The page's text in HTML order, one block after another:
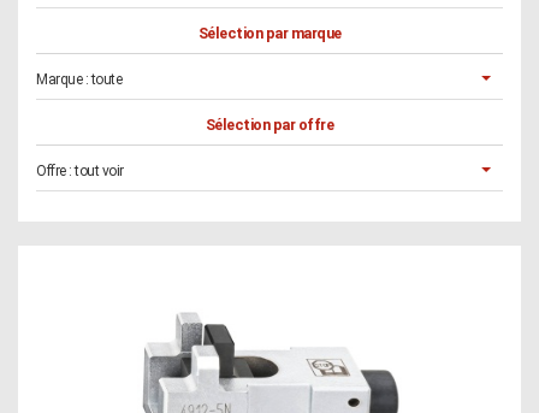
Sélection par marque
Marque :toute
Sélection par offre
Offre :tout voir